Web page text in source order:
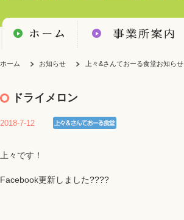
ホーム お知らせ 上々&さんておーる食堂お知らせ
ドライメロン
2018-7-12
上々です！
Facebook更新しました????